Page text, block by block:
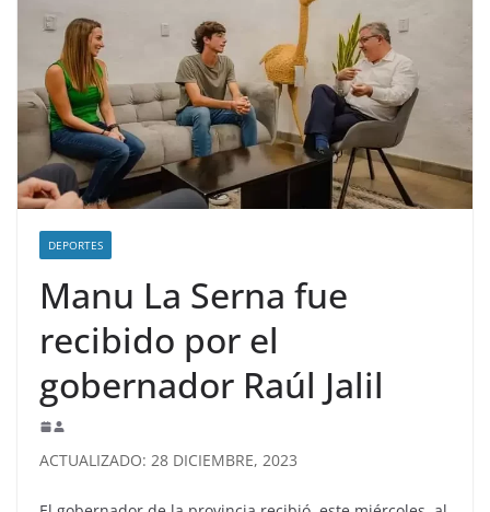
DEPORTES
Manu La Serna fue
recibido por el
gobernador Raúl Jalil
ACTUALIZADO: 28 DICIEMBRE, 2023